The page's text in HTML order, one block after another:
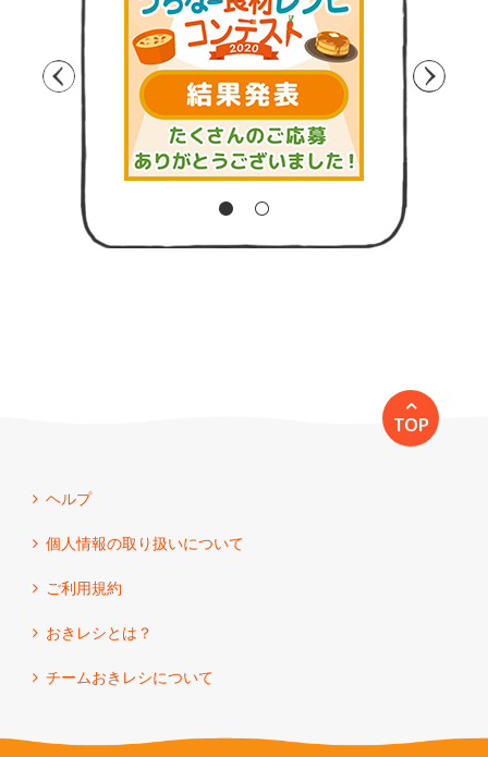
TOP
ヘルプ
個人情報の取り扱いについて
ご利用規約
おきレシとは？
チームおきレシについて